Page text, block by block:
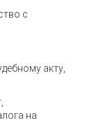
с
акту,
на